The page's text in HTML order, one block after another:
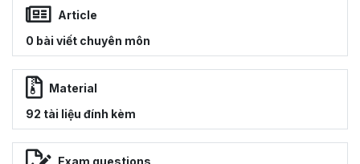
Article
0 bài viết chuyên môn
Material
92 tài liệu đính kèm
Exam questions